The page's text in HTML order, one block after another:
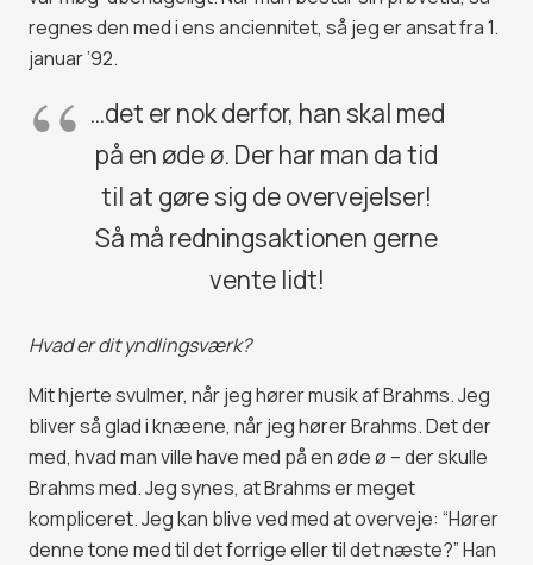
regnes den med i ens anciennitet, så jeg er ansat fra 1.
januar ’92.
…det er nok derfor, han skal med
på en øde ø. Der har man da tid
til at gøre sig de overvejelser!
Så må redningsaktionen gerne
vente lidt!
Hvad er dit yndlingsværk?
Mit hjerte svulmer, når jeg hører musik af Brahms. Jeg
bliver så glad i knæene, når jeg hører Brahms. Det der
med, hvad man ville have med på en øde ø – der skulle
Brahms med. Jeg synes, at Brahms er meget
kompliceret. Jeg kan blive ved med at overveje: “Hører
denne tone med til det forrige eller til det næste?” Han